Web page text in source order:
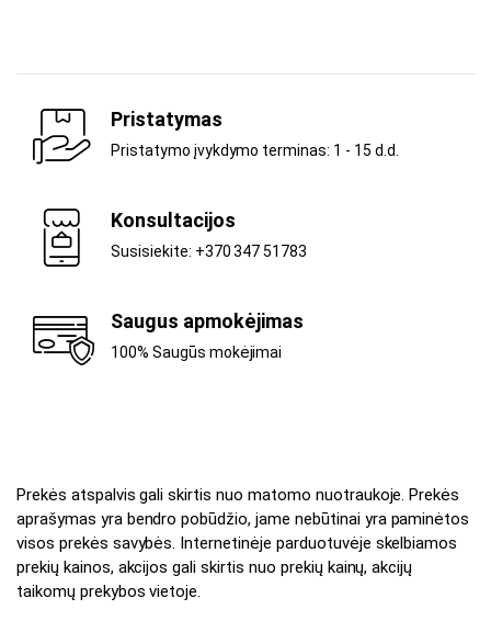
Pristatymas
Pristatymo įvykdymo terminas: 1 - 15 d.d.
Konsultacijos
Susisiekite: +370 347 51783
Saugus apmokėjimas
100% Saugūs mokėjimai
Prekės atspalvis gali skirtis nuo matomo nuotraukoje. Prekės
aprašymas yra bendro pobūdžio, jame nebūtinai yra paminėtos
visos prekės savybės. Internetinėje parduotuvėje skelbiamos
prekių kainos, akcijos gali skirtis nuo prekių kainų, akcijų
taikomų prekybos vietoje.